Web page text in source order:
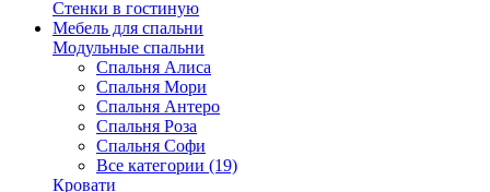
Стенки в гостиную
Мебель для спальни
Модульные спальни
Спальня Алиса
Спальня Мори
Спальня Антеро
Спальня Роза
Спальня Софи
Все категории (19)
Кровати